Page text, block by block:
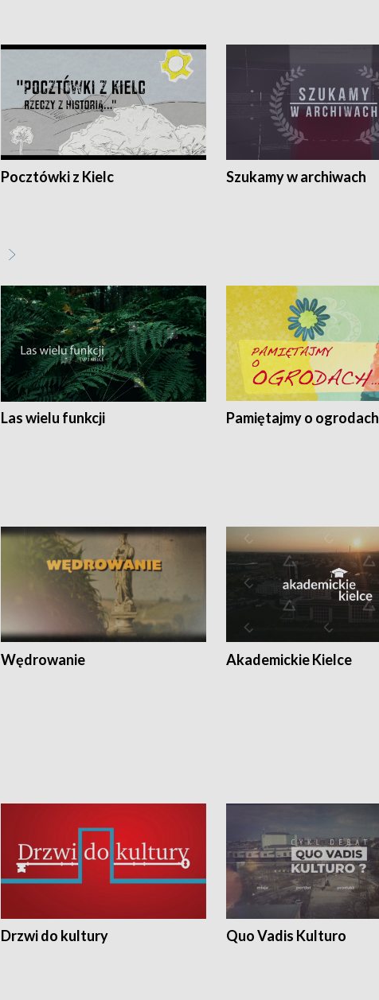
Pocztówki z Kielc Szukamy w archiwach
Las wielu funkcji Pamiętajmy o ogrodach
Wędrowanie Akademickie Kielce
Drzwi do kultury Quo Vadis Kulturo